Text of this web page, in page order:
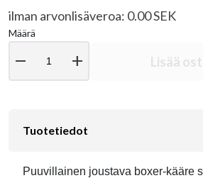
ilman arvonlisäveroa: 0.00 SEK
Määrä
remove add Lisää
Tuotetiedot
Puuvillainen joustava boxer-kääre